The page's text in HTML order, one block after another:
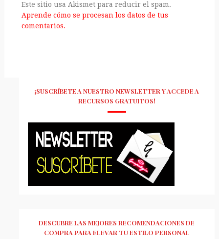
Este sitio usa Akismet para reducir el spam.
Aprende cómo se procesan los datos de tus
comentarios.
¡SUSCRÍBETE A NUESTRO NEWSLETTER Y ACCEDE A
RECURSOS GRATUITOS!
DESCUBRE LAS MEJORES RECOMENDACIONES DE
COMPRA PARA ELEVAR TU ESTILO PERSONAL